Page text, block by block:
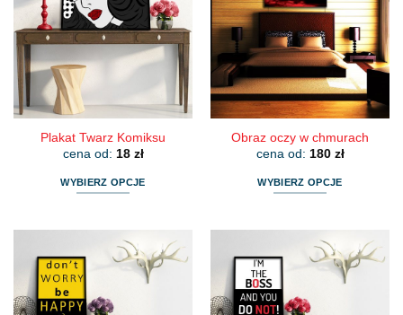
Opcje
można
wybrać
produktu
Opcje
można
wybrać
na
stronie
produktu
Plakat Twarz Komiksu
cena od: 18 zł
WYBIERZ OPCJE
wiele
wariantów.
Opcje
Obraz oczy w chmurach
cena od: 180 zł
WYBIERZ OPCJE
wiele
wariantów.
Opcje